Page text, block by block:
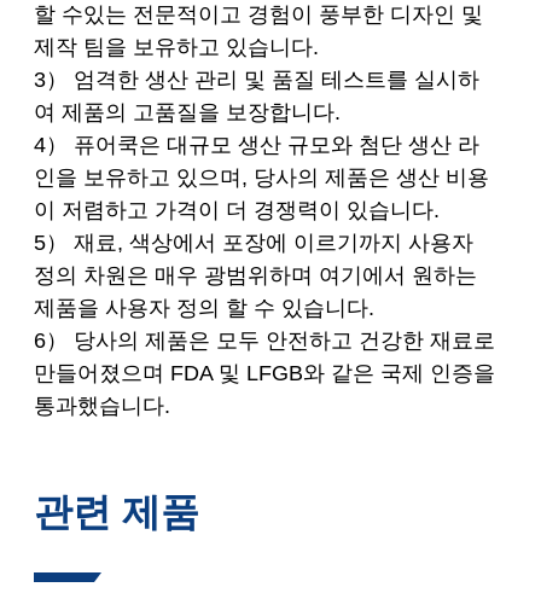
할 수있는 전문적이고 경험이 풍부한 디자인 및
제작 팀을 보유하고 있습니다.
3） 엄격한 생산 관리 및 품질 테스트를 실시하
여 제품의 고품질을 보장합니다.
4） 퓨어쿡은 대규모 생산 규모와 첨단 생산 라
인을 보유하고 있으며, 당사의 제품은 생산 비용
이 저렴하고 가격이 더 경쟁력이 있습니다.
5） 재료, 색상에서 포장에 이르기까지 사용자
정의 차원은 매우 광범위하며 여기에서 원하는
제품을 사용자 정의 할 수 있습니다.
6） 당사의 제품은 모두 안전하고 건강한 재료로
만들어졌으며 FDA 및 LFGB와 같은 국제 인증을
통과했습니다.
관련 제품